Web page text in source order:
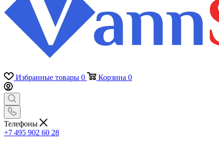
Избранные товары 0 Корзина 0
Телефоны
+7 495 902 60 28